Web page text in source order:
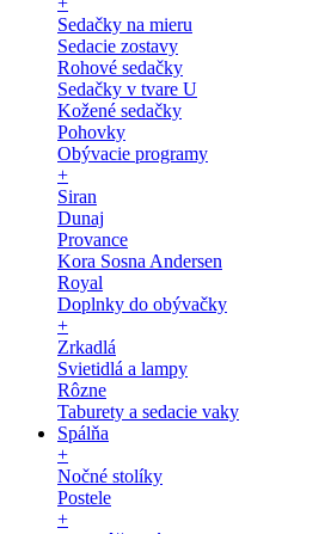
Sedačky na mieru
Sedacie zostavy
Rohové sedačky
Sedačky v tvare U
Kožené sedačky
Pohovky
Obývacie programy
+
Siran
Dunaj
Provance
Kora Sosna Andersen
Royal
Doplnky do obývačky
+
Zrkadlá
Svietidlá a lampy
Rôzne
Taburety a sedacie vaky
Spálňa
+
Nočné stolíky
Postele
+